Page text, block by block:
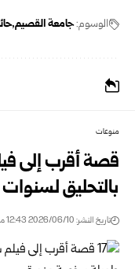
الوسوم:جامعة القصيم
منوعات
قصة أقرب إلى
بالتحليق
تاريخ النشر: 2026/06/10 12:43 مساءً